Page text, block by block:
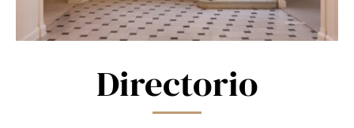
Directorio